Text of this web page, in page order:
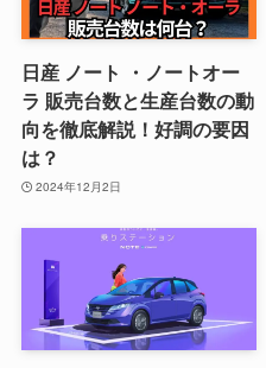
日産 ノート ・ノートオー
ラ 販売台数と生産台数の動
向を徹底解説！好調の要因
は？
2024年12月2日